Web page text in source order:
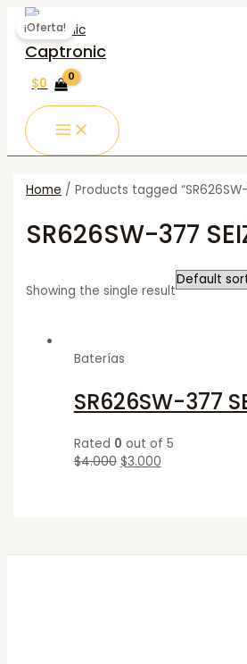
contenido
Captronic
$0
Home / Products tagged “SR626SW-
SR626SW-377
Showing the single result
¡Oferta!
Baterías
SR626SW-377
Rated 0 out of 5
$4.000 $3.000